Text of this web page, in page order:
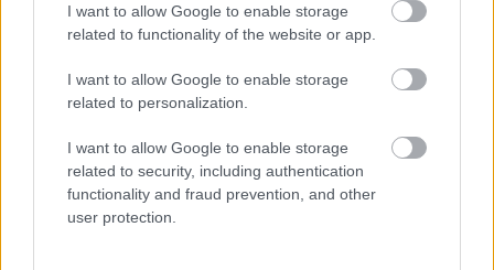
I want to allow Google to enable storage
related to functionality of the website or app.
I want to allow Google to enable storage
related to personalization.
I want to allow Google to enable storage
related to security, including authentication
functionality and fraud prevention, and other
user protection.
12. Van, aki még azután is képes mosolyt csalni az emberek
arcára, hogy eltávozott az élők sorából. Azt szerette volna
elérni, hogy az ő sírjához ne sírni járjanak a szerettei, és
minden bizonnyal elérte a célját.